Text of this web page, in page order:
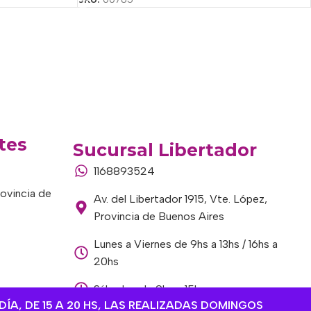
DE 15 A 20 HS, LAS REALIZADAS DOMINGOS
de
Sucursal Libertador
1168893524
Av. del Libertador 1915, Vte. López,
Provincia de Buenos Aires
Lunes a Viernes de 9hs a 13hs / 16hs a
20hs
Sábados de 9hs a 15hs